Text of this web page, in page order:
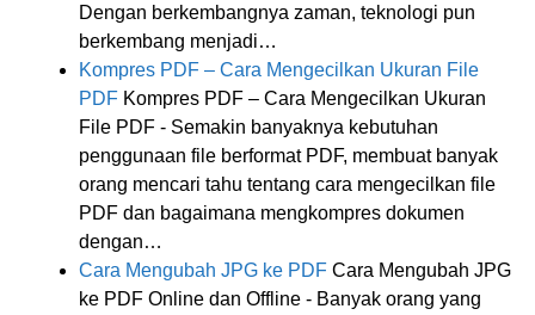
Dengan berkembangnya zaman, teknologi pun
berkembang menjadi…
Kompres PDF – Cara Mengecilkan Ukuran File
PDF Kompres PDF – Cara Mengecilkan Ukuran
File PDF - Semakin banyaknya kebutuhan
penggunaan file berformat PDF, membuat banyak
orang mencari tahu tentang cara mengecilkan file
PDF dan bagaimana mengkompres dokumen
dengan…
Cara Mengubah JPG ke PDF Cara Mengubah JPG
ke PDF Online dan Offline - Banyak orang yang